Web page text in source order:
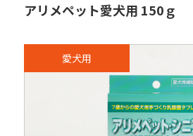
アリメペット愛犬用 150ｇ
愛犬用